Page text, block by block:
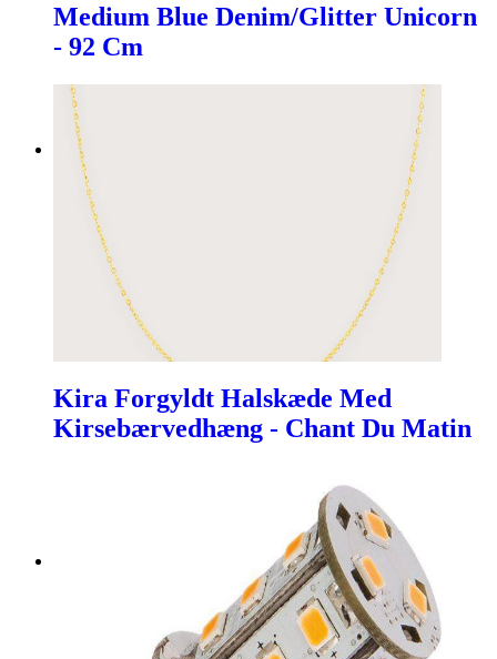
Medium Blue Denim/Glitter Unicorn
- 92 Cm
Kira Forgyldt Halskæde Med
Kirsebærvedhæng - Chant Du Matin